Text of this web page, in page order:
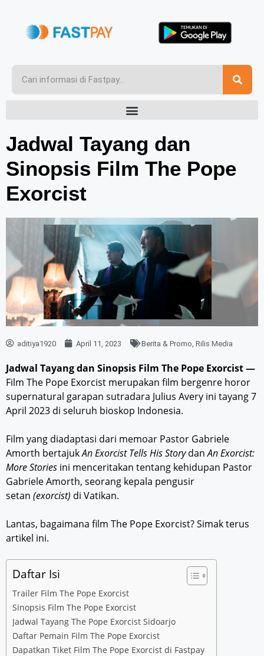
Jadwal Tayang dan
Sinopsis Film The Pope
Exorcist
aditiya1920 April 11, 2023 Berita & Promo Rilis Media
Jadwal Tayang dan Sinopsis Film The Pope Exorcist —
Film The Pope Exorcist merupakan film bergenre horor
supernatural garapan sutradara Julius Avery ini tayang 7
April 2023 di seluruh bioskop Indonesia.
Film yang diadaptasi dari memoar Pastor Gabriele
Amorth bertajukAn Exorcist Tells His StorydanAn Exorcist:
More Stories ini menceritakan tentang kehidupan Pastor
Gabriele Amorth, seorang kepala pengusir
setan (exorcist) di Vatikan.
Lantas, bagaimana film The Pope Exorcist? Simak terus
artikel ini.
Daftar Isi
Trailer Film The Pope Exorcist
Sinopsis Film The Pope Exorcist
Jadwal Tayang The Pope Exorcist Sidoarjo
Daftar Pemain Film The Pope Exorcist
Dapatkan Tiket Film The Pope Exorcist di Fastpay